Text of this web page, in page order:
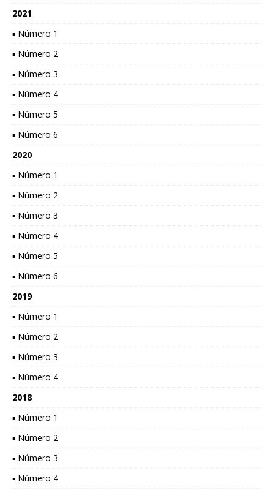
2021
▪ Número 1
▪ Número 2
▪ Número 3
▪ Número 4
▪ Número 5
▪ Número 6
2020
▪ Número 1
▪ Número 2
▪ Número 3
▪ Número 4
▪ Número 5
▪ Número 6
2019
▪ Número 1
▪ Número 2
▪ Número 3
▪ Número 4
2018
▪ Número 1
▪ Número 2
▪ Número 3
▪ Número 4